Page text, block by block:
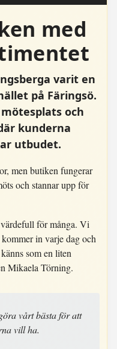
med
varit en
på Färingsö.
och
kunderna
utbudet.
men butiken fungerar
och stannar upp för
för många. Vi
in varje dag och
som en liten
Mikaela Törning.
vårt bästa för att
vill ha.